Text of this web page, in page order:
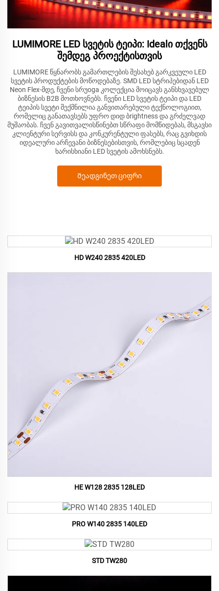
LUMIMORE LED სვეტის ტეიპი: Idealი თქვენს
შემდეგ პროექტისთვის
LUMIMORE წყნარობს გამართლების შესახებ გარკვეული LED
სვეტის პროდუქტების მოწოდებაზე. SMD LED სტრიპებიდან LED
Neon Flex-მდე, ჩვენი სრუoga კოლექცია მოიცავს განსხვავებულ
ბიზნესის B2B მოთხოვნებს. ჩვენი LED სვეტის ტეიპი და LED
ტეიპის სვეტი შექმნილია განვითარებული ტექნოლოგიით,
რომელიც განათავსებს უფრო დიდ ბrightness და გრძელვად
მუშაობას. ჩვენ გავითვალისწინებთ სწრაფი მომწიდებას, მსგავსი
კლიენტური სერვისს და კონკურენტული ფასებს, რაც გვიხდის
იდეალური არჩევანი ბიზნესებისთვის, რომლებიც სცადენ
ხარისხიანი LED სვეტის ამოხსნებს.
Შეადგინეთ ციფრი
HD W240 2835 420LED
HE W128 2835 128LED
PRO W140 2835 140LED
STD TW280